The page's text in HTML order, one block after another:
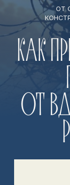
ОТ